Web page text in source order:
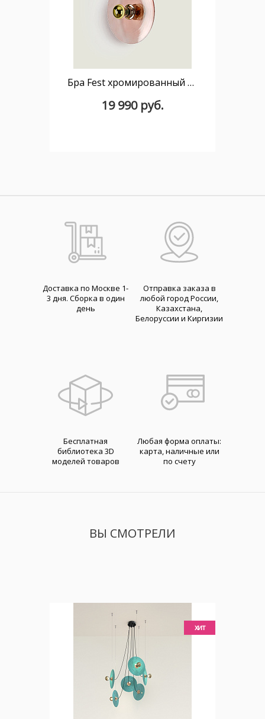
Бра Fest хромированный цоколь 5 см, розовое стекло
19 990 руб.
Доставка по Москве 1-
3 дня. Cборка в один
день
Отправка заказа в
любой город России,
Казахстана,
Белоруссии и Киргизии
Бесплатная
библиотека 3D
моделей товаров
Любая форма оплаты:
карта, наличные или
по счету
ВЫ СМОТРЕЛИ
хит